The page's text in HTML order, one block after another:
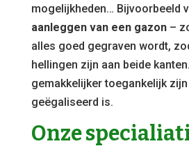
mogelijkheden… Bijvoorbeeld
aanleggen van een gazon–
alles goed gegraven wordt,
hellingen zijn aan beide
gemakkelijker toegankelijk
geëgaliseerd is.
Onze